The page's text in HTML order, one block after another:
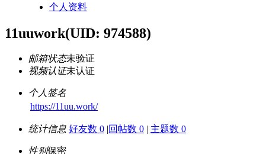
个人资料
11uuwork(UID: 974588)
邮箱状态未验证
视频认证未认证
个人签名
https://11uu.work/
统计信息 好友数 0 |回帖数 0 | 主题数 0
性别保密